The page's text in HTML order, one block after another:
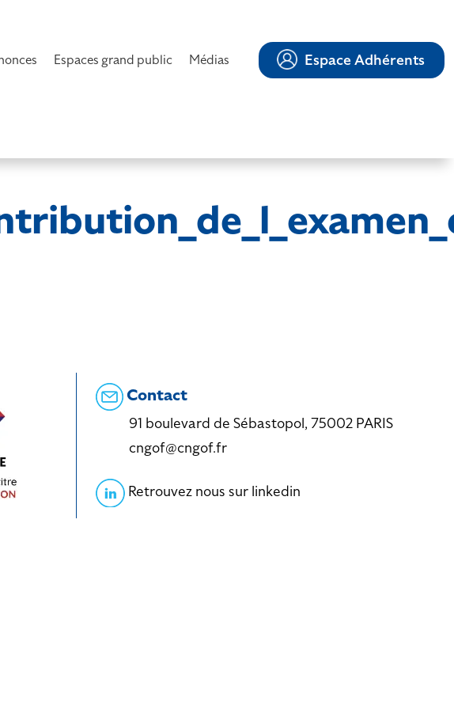
Espaces grand public Médias Espace Adhérents
Contact
91 boulevard de Sébastopol, 75002 PARIS
cngof@cngof.fr
Retrouvez nous sur linkedin